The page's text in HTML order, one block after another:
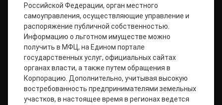
Российской Федерации, орган местного
самоуправления, осуществляющие управление и
распоряжение публичной собственностью.
Информацию о льготном имуществе можно
получить в МФЦ, на Едином портале
государственных услуг, официальных сайтах
органах власти, а также путем обращения в
Корпорацию. Дополнительно, учитывая высокую
востребованность предпринимателями земельных
участков, в настоящее время в регионах ведется